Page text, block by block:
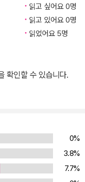
습니다. 숲 속은
기
읽고 싶어요 0명
읽고 있어요 0명
읽었어요 5명
확인할 수 있습니다.
0%
3.8%
7.7%